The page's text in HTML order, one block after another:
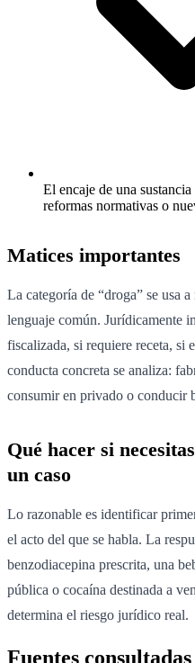
El encaje de una
reformas normativas o
Matices importantes
La categoría de “droga” se usa
lenguaje común. Jurídicamente
fiscalizada, si requiere receta, si
conducta concreta se analiza:
consumir en privado o conducir
Qué hacer si
un caso
Lo razonable es identificar
el acto del que se habla. La
benzodiacepina prescrita, una
pública o cocaína destinada a
determina el riesgo jurídico real.
Fuentes consultadas